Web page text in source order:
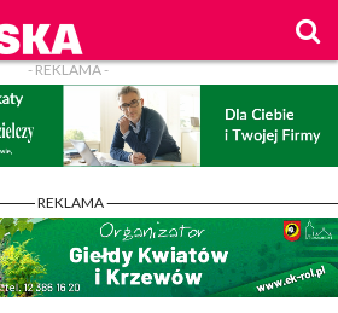
- REKLAMA -
- REKLAMA -